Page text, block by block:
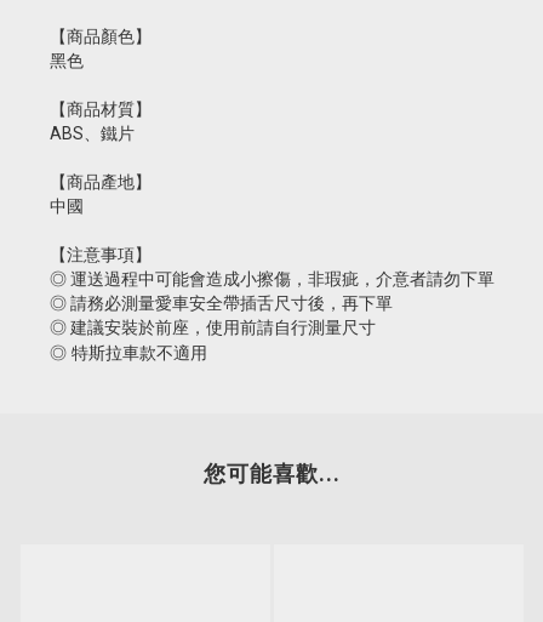
【商品顏色】
黑色
【商品材質】
ABS、鐵片
【商品產地】
中國
【注意事項】
◎ 運送過程中可能會造成小擦傷，非瑕疵，介意者請勿下單
◎ 請務必測量愛車安全帶插舌尺寸後，再下單
◎ 建議安裝於前座，使用前請自行測量尺寸
◎ 特斯拉車款不適用
您可能喜歡...